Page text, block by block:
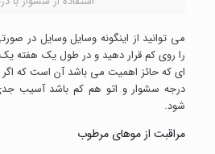
می توانید از اینگونه وسایل وسایل در
را روی کم قرار دهید و در طول یک هفته یک
ای که حائز اهمیت می باشد آن است که
درجه سشوار و اتو هم کم باشد آسیب
شود.
مراقبت از موهای مرطوب